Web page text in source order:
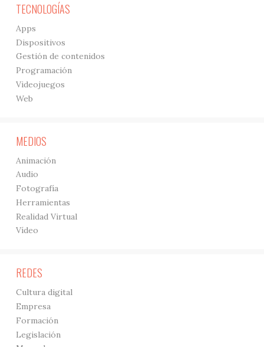
TECNOLOGÍAS
Apps
Dispositivos
Gestión de contenidos
Programación
Videojuegos
Web
MEDIOS
Animación
Audio
Fotografía
Herramientas
Realidad Virtual
Vídeo
REDES
Cultura digital
Empresa
Formación
Legislación